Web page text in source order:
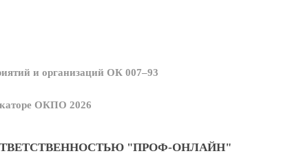
и организаций ОК 007–93
ОКПО 2026
"ПРОФ-ОНЛАЙН"